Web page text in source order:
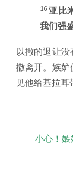
16 亚比
我们强
以撒的退让
撒离开。嫉妒
见他给基拉耳
小心！嫉